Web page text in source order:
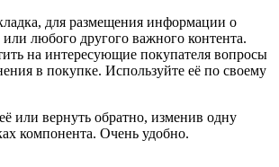
для размещения информации о
или любого другого важного контента.
на интересующие покупателя вопросы
в покупке. Используйте её по своему
или вернуть обратно, изменив одну
компонента. Очень удобно.